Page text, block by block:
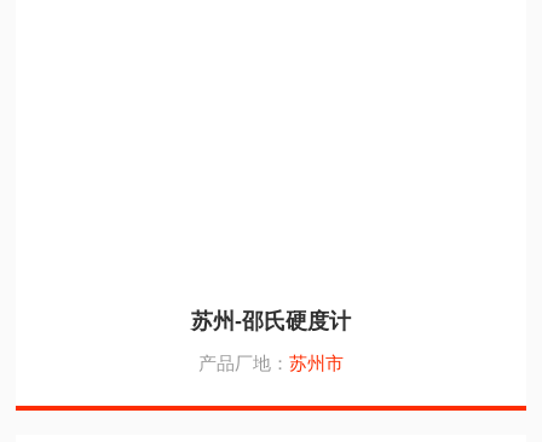
苏州-邵氏硬度计
产品厂地： 苏州市